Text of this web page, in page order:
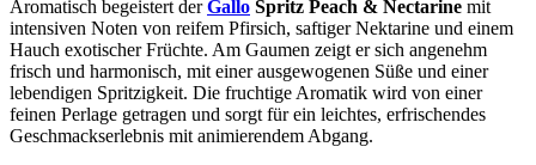
Aromatisch begeistert derGallo Spritz Peach & Nectarine mit
intensiven Noten von reifem Pfirsich, saftiger Nektarine und einem
Hauch exotischer Früchte. Am Gaumen zeigt er sich angenehm
frisch und harmonisch, mit einer ausgewogenen Süße und einer
lebendigen Spritzigkeit. Die fruchtige Aromatik wird von einer
feinen Perlage getragen und sorgt für ein leichtes, erfrischendes
Geschmackserlebnis mit animierendem Abgang.